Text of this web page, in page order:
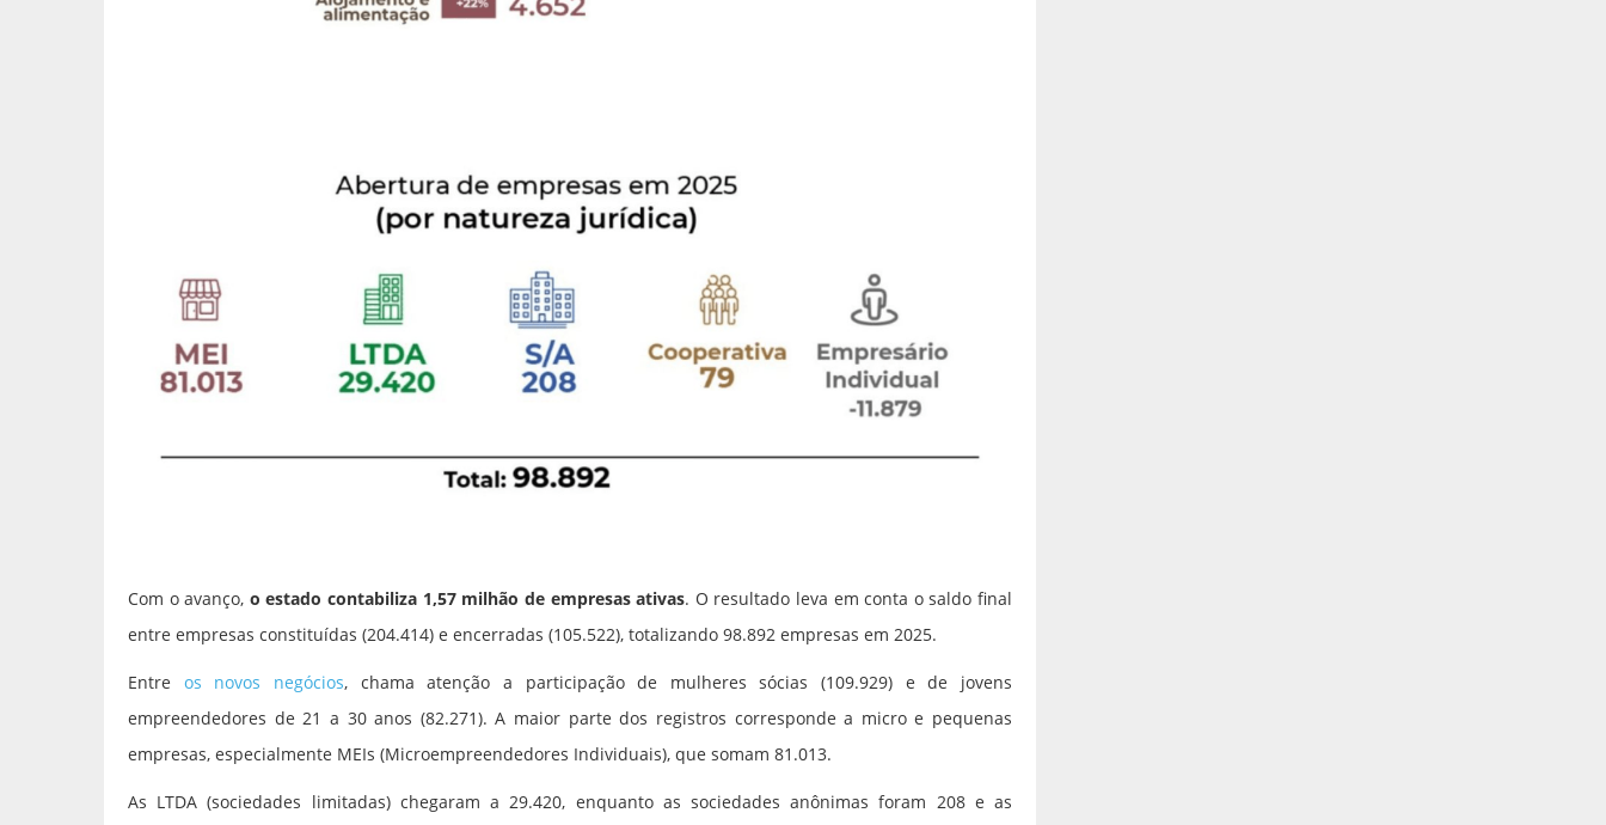
Com o avanço, o estado contabiliza 1,57 milhão de empresas ativas. O resultado leva em conta o saldo final
entre empresas constituídas (204.414) e encerradas (105.522), totalizando 98.892 empresas em 2025.
Entre os novos negócios, chama atenção a participação de mulheres sócias (109.929) e de jovens
empreendedores de 21 a 30 anos (82.271). A maior parte dos registros corresponde a micro e pequenas
empresas, especialmente MEIs (Microempreendedores Individuais), que somam 81.013.
As LTDA (sociedades limitadas) chegaram a 29.420, enquanto as sociedades anônimas foram 208 e as